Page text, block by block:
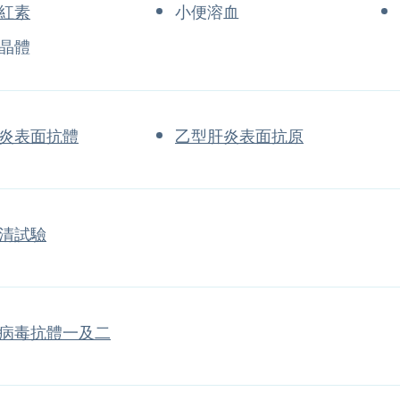
素 小便溶血
體
表面抗體 乙型肝炎表面抗原
試驗
毒抗體一及二